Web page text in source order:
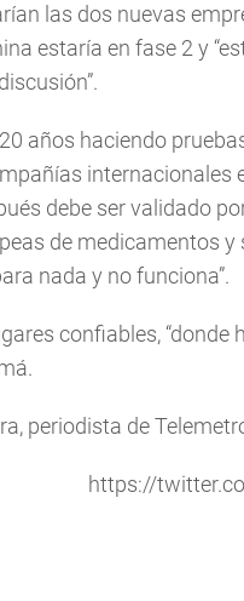
las dos nuevas
estaría en fase 2 y
años haciendo
internacionales
debe ser validado
de medicamentos
nada y no funciona”.
confiables,
periodista de
https://